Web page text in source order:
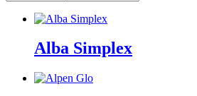
Alba Simplex